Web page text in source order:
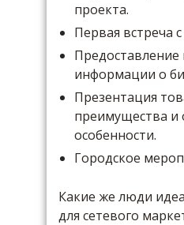
проекта.
Первая встреча
Предоставление
информации о
Презентация
преимущества и
особенности.
Городское
Какие же люди
для сетевого